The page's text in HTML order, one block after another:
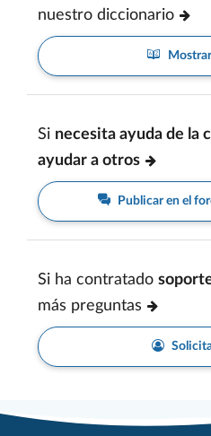
nuestro diccionario
Si necesita ayuda de la
ayudar a otros
Publicar en el
Si ha contratado
más preguntas